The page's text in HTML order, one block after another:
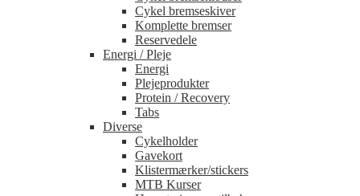
Cykel bremseskiver
Komplette bremser
Reservedele
Energi / Pleje
Energi
Plejeprodukter
Protein / Recovery
Tabs
Diverse
Cykelholder
Gavekort
Klistermærker/stickers
MTB Kurser